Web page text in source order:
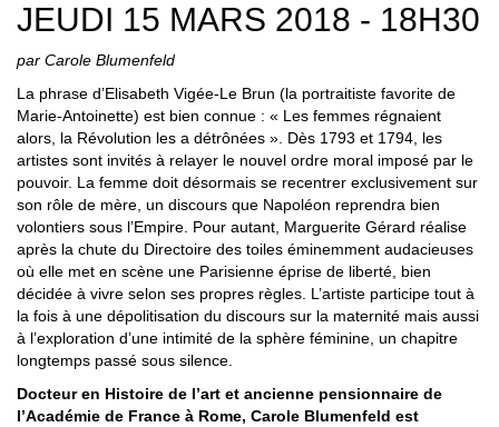
JEUDI 15 MARS 2018 - 18H30
par Carole Blumenfeld
La phrase d’Elisabeth Vigée-Le Brun (la portraitiste favorite de
Marie-Antoinette) est bien connue : « Les femmes régnaient
alors, la Révolution les a détrônées ». Dès 1793 et 1794, les
artistes sont invités à relayer le nouvel ordre moral imposé par le
pouvoir. La femme doit désormais se recentrer exclusivement sur
son rôle de mère, un discours que Napoléon reprendra bien
volontiers sous l’Empire. Pour autant, Marguerite Gérard réalise
après la chute du Directoire des toiles éminemment audacieuses
où elle met en scène une Parisienne éprise de liberté, bien
décidée à vivre selon ses propres règles. L’artiste participe tout à
la fois à une dépolitisation du discours sur la maternité mais aussi
à l’exploration d’une intimité de la sphère féminine, un chapitre
longtemps passé sous silence.
Docteur en Histoire de l’art et ancienne pensionnaire de
l’Académie de France à Rome, Carole Blumenfeld est